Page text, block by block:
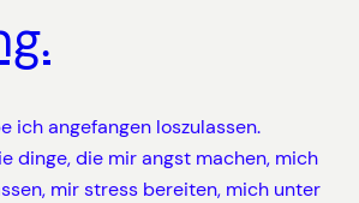
ich angefangen loszulassen.
dinge, die mir angst machen, mich
mir stress bereiten, mich unter